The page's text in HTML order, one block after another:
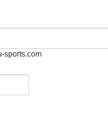
sports.com